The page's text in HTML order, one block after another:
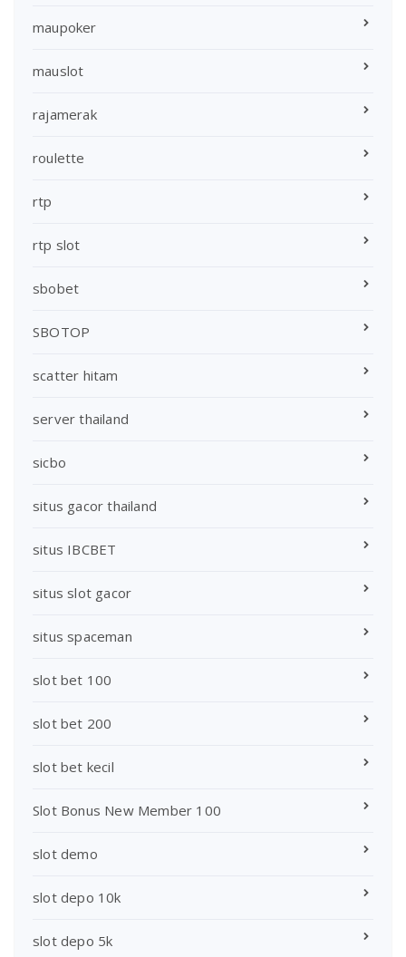
maupoker
mauslot
rajamerak
roulette
rtp
rtp slot
sbobet
SBOTOP
scatter hitam
server thailand
sicbo
situs gacor thailand
situs IBCBET
situs slot gacor
situs spaceman
slot bet 100
slot bet 200
slot bet kecil
Slot Bonus New Member 100
slot demo
slot depo 10k
slot depo 5k